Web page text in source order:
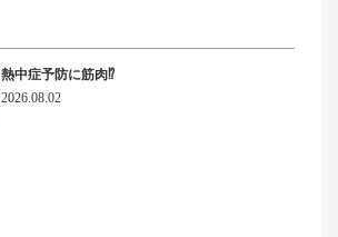
熱中症予防に筋肉⁉
2026.08.02